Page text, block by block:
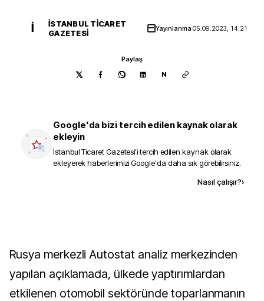
İ
İSTANBUL TICARET
GAZETESI
Yayınlanma05.09.2023, 14:21
Paylaş
N
Google'da bizi tercih edilen kaynak olarak
ekleyin
İstanbul Ticaret Gazetesi'i tercih edilen kaynak olarak
ekleyerek haberlerimizi Google'da daha sık görebilirsiniz.
Nasıl çalışır?›
Rusya merkezli Autostat analiz merkezinden
yapılan açıklamada, ülkede yaptırımlardan
etkilenen otomobil sektöründe toparlanmanın